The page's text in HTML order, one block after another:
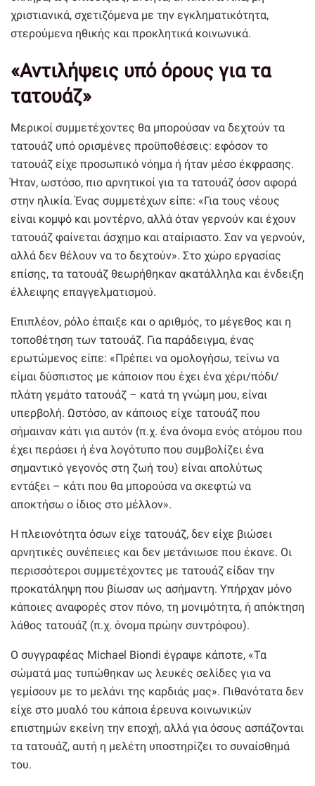
χριστιανικά, σχετιζόμενα με την εγκληματικότητα,
στερούμενα ηθικής και προκλητικά κοινωνικά.
«Αντιλήψεις υπό όρους για τα
τατουάζ»
Μερικοί συμμετέχοντες θα μπορούσαν να δεχτούν τα
τατουάζ υπό ορισμένες προϋποθέσεις: εφόσον το
τατουάζ είχε προσωπικό νόημα ή ήταν μέσο έκφρασης.
Ήταν, ωστόσο, πιο αρνητικοί για τα τατουάζ όσον αφορά
στην ηλικία. Ένας συμμετέχων είπε: «Για τους νέους
είναι κομψό και μοντέρνο, αλλά όταν γερνούν και έχουν
τατουάζ φαίνεται άσχημο και αταίριαστο. Σαν να γερνούν,
αλλά δεν θέλουν να το δεχτούν». Στο χώρο εργασίας
επίσης, τα τατουάζ θεωρήθηκαν ακατάλληλα και ένδειξη
έλλειψης επαγγελματισμού.
Επιπλέον, ρόλο έπαιξε και ο αριθμός, το μέγεθος και η
τοποθέτηση των τατουάζ. Για παράδειγμα, ένας
ερωτώμενος είπε: «Πρέπει να ομολογήσω, τείνω να
είμαι δύσπιστος με κάποιον που έχει ένα χέρι/πόδι/
πλάτη γεμάτο τατουάζ – κατά τη γνώμη μου, είναι
υπερβολή. Ωστόσο, αν κάποιος είχε τατουάζ που
σήμαιναν κάτι για αυτόν (π.χ. ένα όνομα ενός ατόμου που
έχει περάσει ή ένα λογότυπο που συμβολίζει ένα
σημαντικό γεγονός στη ζωή του) είναι απολύτως
εντάξει – κάτι που θα μπορούσα να σκεφτώ να
αποκτήσω ο ίδιος στο μέλλον».
Η πλειονότητα όσων είχε τατουάζ, δεν είχε βιώσει
αρνητικές συνέπειες και δεν μετάνιωσε που έκανε. Οι
περισσότεροι συμμετέχοντες με τατουάζ είδαν την
προκατάληψη που βίωσαν ως ασήμαντη. Υπήρχαν μόνο
κάποιες αναφορές στον πόνο, τη μονιμότητα, ή απόκτηση
λάθος τατουάζ (π.χ. όνομα πρώην συντρόφου).
Ο συγγραφέας Michael Biondi έγραψε κάποτε, «Τα
σώματά μας τυπώθηκαν ως λευκές σελίδες για να
γεμίσουν με το μελάνι της καρδιάς μας». Πιθανότατα δεν
είχε στο μυαλό του κάποια έρευνα κοινωνικών
επιστημών εκείνη την εποχή, αλλά για όσους ασπάζονται
τα τατουάζ, αυτή η μελέτη υποστηρίζει το συναίσθημά
του.